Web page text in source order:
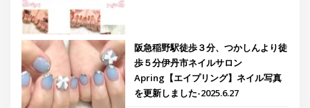
阪急稲野駅徒歩３分、つかしんより徒
歩５分伊丹市ネイルサロン
Apring【エイプリング】ネイル写真
を更新しました-2025.6.27